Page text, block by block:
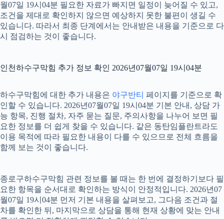
월07일 19시04분 필요한 자료가 빠지면 일정이 늦어질 수 있고,
조건을 제대로 확인하지 않으면 예상하지 못한 불편이 생길 수
있습니다. 따라서 최종 단계에서는 안내받은 내용을 기준으로 다
시 점검하는 것이 좋습니다.
인천하수구막힘 추가 정보 확인 2026년07월07일 19시04분
하수구막힘에 대한 추가 내용은 야구반티 페이지를 기준으로 확
인할 수 있습니다. 2026년07월07일 19시04분 기본 안내, 상담 가
능 항목, 진행 절차, 자주 묻는 질문, 주의사항을 나누어 보면 필
요한 정보를 더 쉽게 찾을 수 있습니다. 같은 동탄임플란트라도
이용 목적에 따라 필요한 내용이 다를 수 있으므로 전체 흐름을
함께 보는 것이 좋습니다.
종로구하수구막힘 관련 정보를 볼 때는 한 번에 결정하기보다 필
요한 항목을 순서대로 확인하는 방식이 안정적입니다. 2026년07
월07일 19시04분 먼저 기본 내용을 살펴보고, 그다음 조건과 절
차를 확인한 뒤, 마지막으로 상담을 통해 현재 상황에 맞는 안내